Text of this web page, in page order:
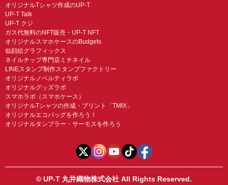
オリジナルTシャツ作成のUP-T
UP-T Talk
UP-T クジ
ガス代無料のNFT販売・UP-T NFT
オリジナルスマホケースのBudgets
似顔絵グラフィックス
ネイルチップ専門店ミチネイル
LINEスタンプ制作スタンプファクトリー
オリジナルノベルティラボ
オリジナルグッズラボ
スマホラボ（スマホケース）
オリジナルTシャツの作成・プリント「TMIX」
オリジナルエコバッグを作ろう！
オリジナルタンブラー・サーモスを作ろう
© UP-T 丸井織物株式会社 All Rights Reserved.